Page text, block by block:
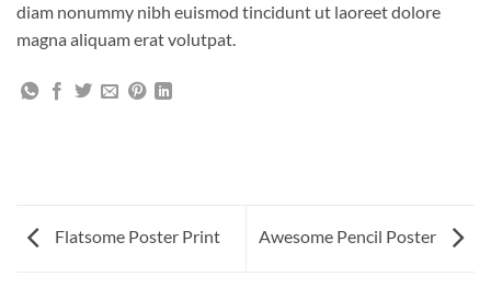
diam nonummy nibh euismod tincidunt ut laoreet dolore
magna aliquam erat volutpat.
Flatsome Poster Print Awesome Pencil Poster